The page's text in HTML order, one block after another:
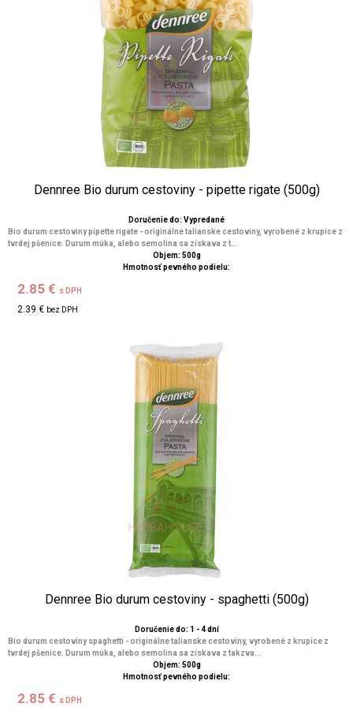
Dennree Bio durum cestoviny - pipette rigate (500g)
Doručenie do: Vypredané
Bio durum cestoviny pipette rigate - originálne talianske cestoviny, vyrobené z krupice z
tvrdej pšenice. Durum múka, alebo semolina sa získava z t...
Objem: 500g
Hmotnosť pevného podielu:
2.85 € s DPH
2.39 € bez DPH
Dennree Bio durum cestoviny - spaghetti (500g)
Doručenie do: 1 - 4 dní
Bio durum cestoviny spaghetti - originálne talianske cestoviny, vyrobené z krupice z
tvrdej pšenice. Durum múka, alebo semolina sa získava z takzva...
Objem: 500g
Hmotnosť pevného podielu:
2.85 € s DPH